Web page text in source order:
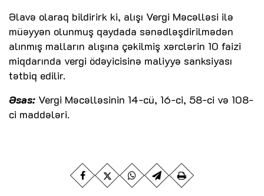
Əlavə olaraq bildirirk ki, alışı Vergi Məcəlləsi ilə
müəyyən olunmuş qaydada sənədləşdirilmədən
alınmış malların alışına çəkilmiş xərclərin 10 faizi
miqdarında vergi ödəyicisinə maliyyə sanksiyası
tətbiq edilir.
Əsas: Vergi Məcəlləsinin 14-cü, 16-ci, 58-ci və 108-
ci maddələri.